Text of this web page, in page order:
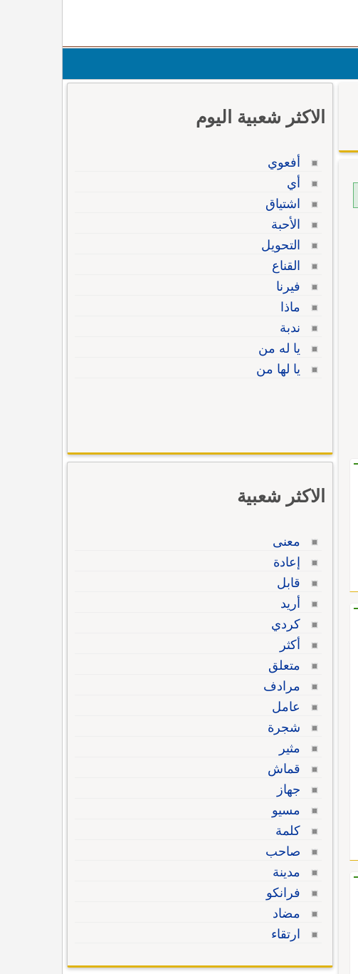
الاكثر شعبية اليوم
أفعوي
أي
اشتياق
الأحبة
التحويل
القناع
فيرنا
ماذا
ندبة
يا له من
يا لها من
الاكثر شعبية
معنى
إعادة
قابل
أريد
كردي
أكثر
متعلق
مرادف
عامل
شجرة
مثير
قماش
جهاز
مسيو
كلمة
صاحب
مدينة
فرانكو
مضاد
ارتقاء